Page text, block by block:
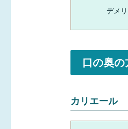
デメ
口の奥
カリエール